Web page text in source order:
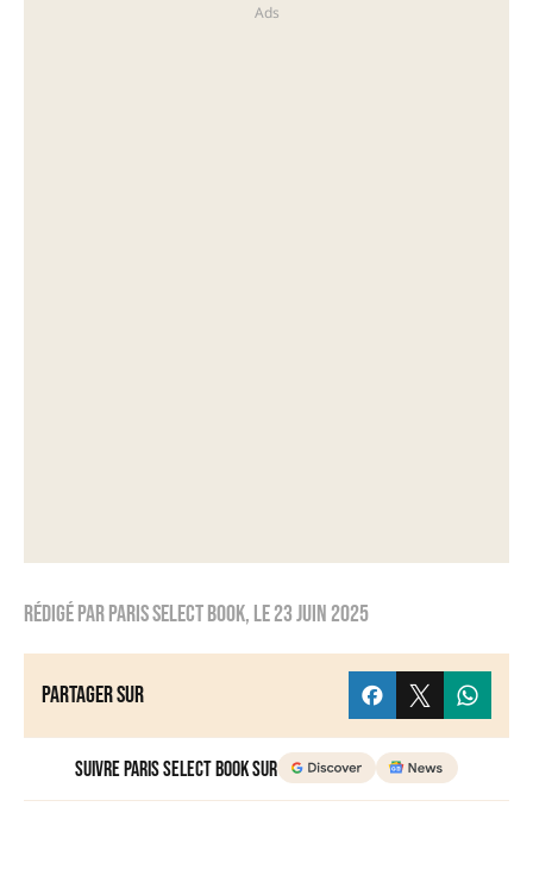
Rédigé parParis Select Book, le23 juin 2025
Partager sur
Suivre Paris Select Book sur